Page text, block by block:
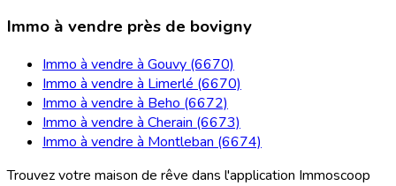
Immo à vendre près de bovigny
Immo à vendre à Gouvy (6670)
Immo à vendre à Limerlé (6670)
Immo à vendre à Beho (6672)
Immo à vendre à Cherain (6673)
Immo à vendre à Montleban (6674)
Trouvez votre maison de rêve dans l'application Immoscoop